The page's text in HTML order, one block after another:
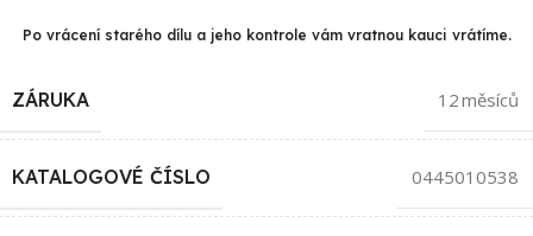
Po vrácení starého dílu a jeho kontrole vám vratnou kauci vrátíme.
ZÁRUKA 12 měsíců
KATALOGOVÉ ČÍSLO 0445010538